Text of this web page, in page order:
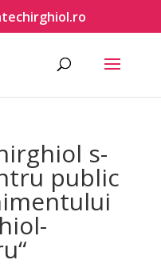
s-
public